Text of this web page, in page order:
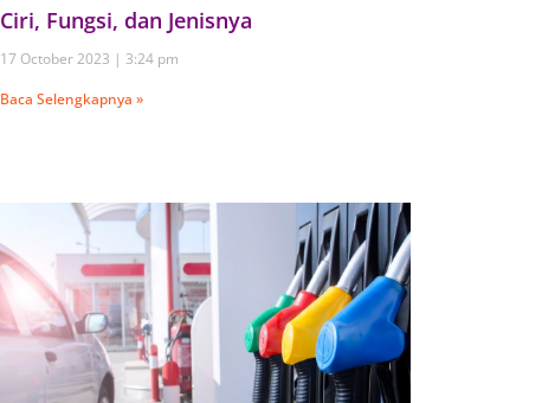
Ciri, Fungsi, dan Jenisnya
17 October 2023
3:24 pm
Baca Selengkapnya »